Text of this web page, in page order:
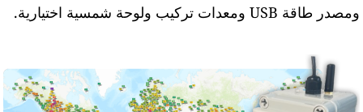
ومصدر طاقة USB ومعدات تركيب ولوحة شمسية اختيارية.